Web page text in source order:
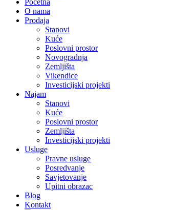
Početna
O nama
Prodaja
Stanovi
Kuće
Poslovni prostor
Novogradnja
Zemljišta
Vikendice
Investicijski projekti
Najam
Stanovi
Kuće
Poslovni prostor
Zemljišta
Investicijski projekti
Usluge
Pravne usluge
Posredvanje
Savjetovanje
Upitni obrazac
Blog
Kontakt